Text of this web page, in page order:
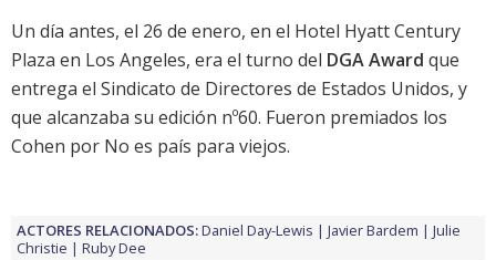
Un día antes, el 26 de enero, en el Hotel Hyatt Century
Plaza en Los Angeles, era el turno del DGA Award que
entrega el Sindicato de Directores de Estados Unidos, y
que alcanzaba su edición nº60. Fueron premiados los
Cohen por No es país para viejos.
ACTORES RELACIONADOS:Daniel Day-Lewis Javier Bardem
Julie
Christie
Ruby Dee